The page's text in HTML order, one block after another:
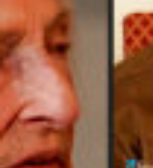
Name:
E-Mail-Adresse (optional):